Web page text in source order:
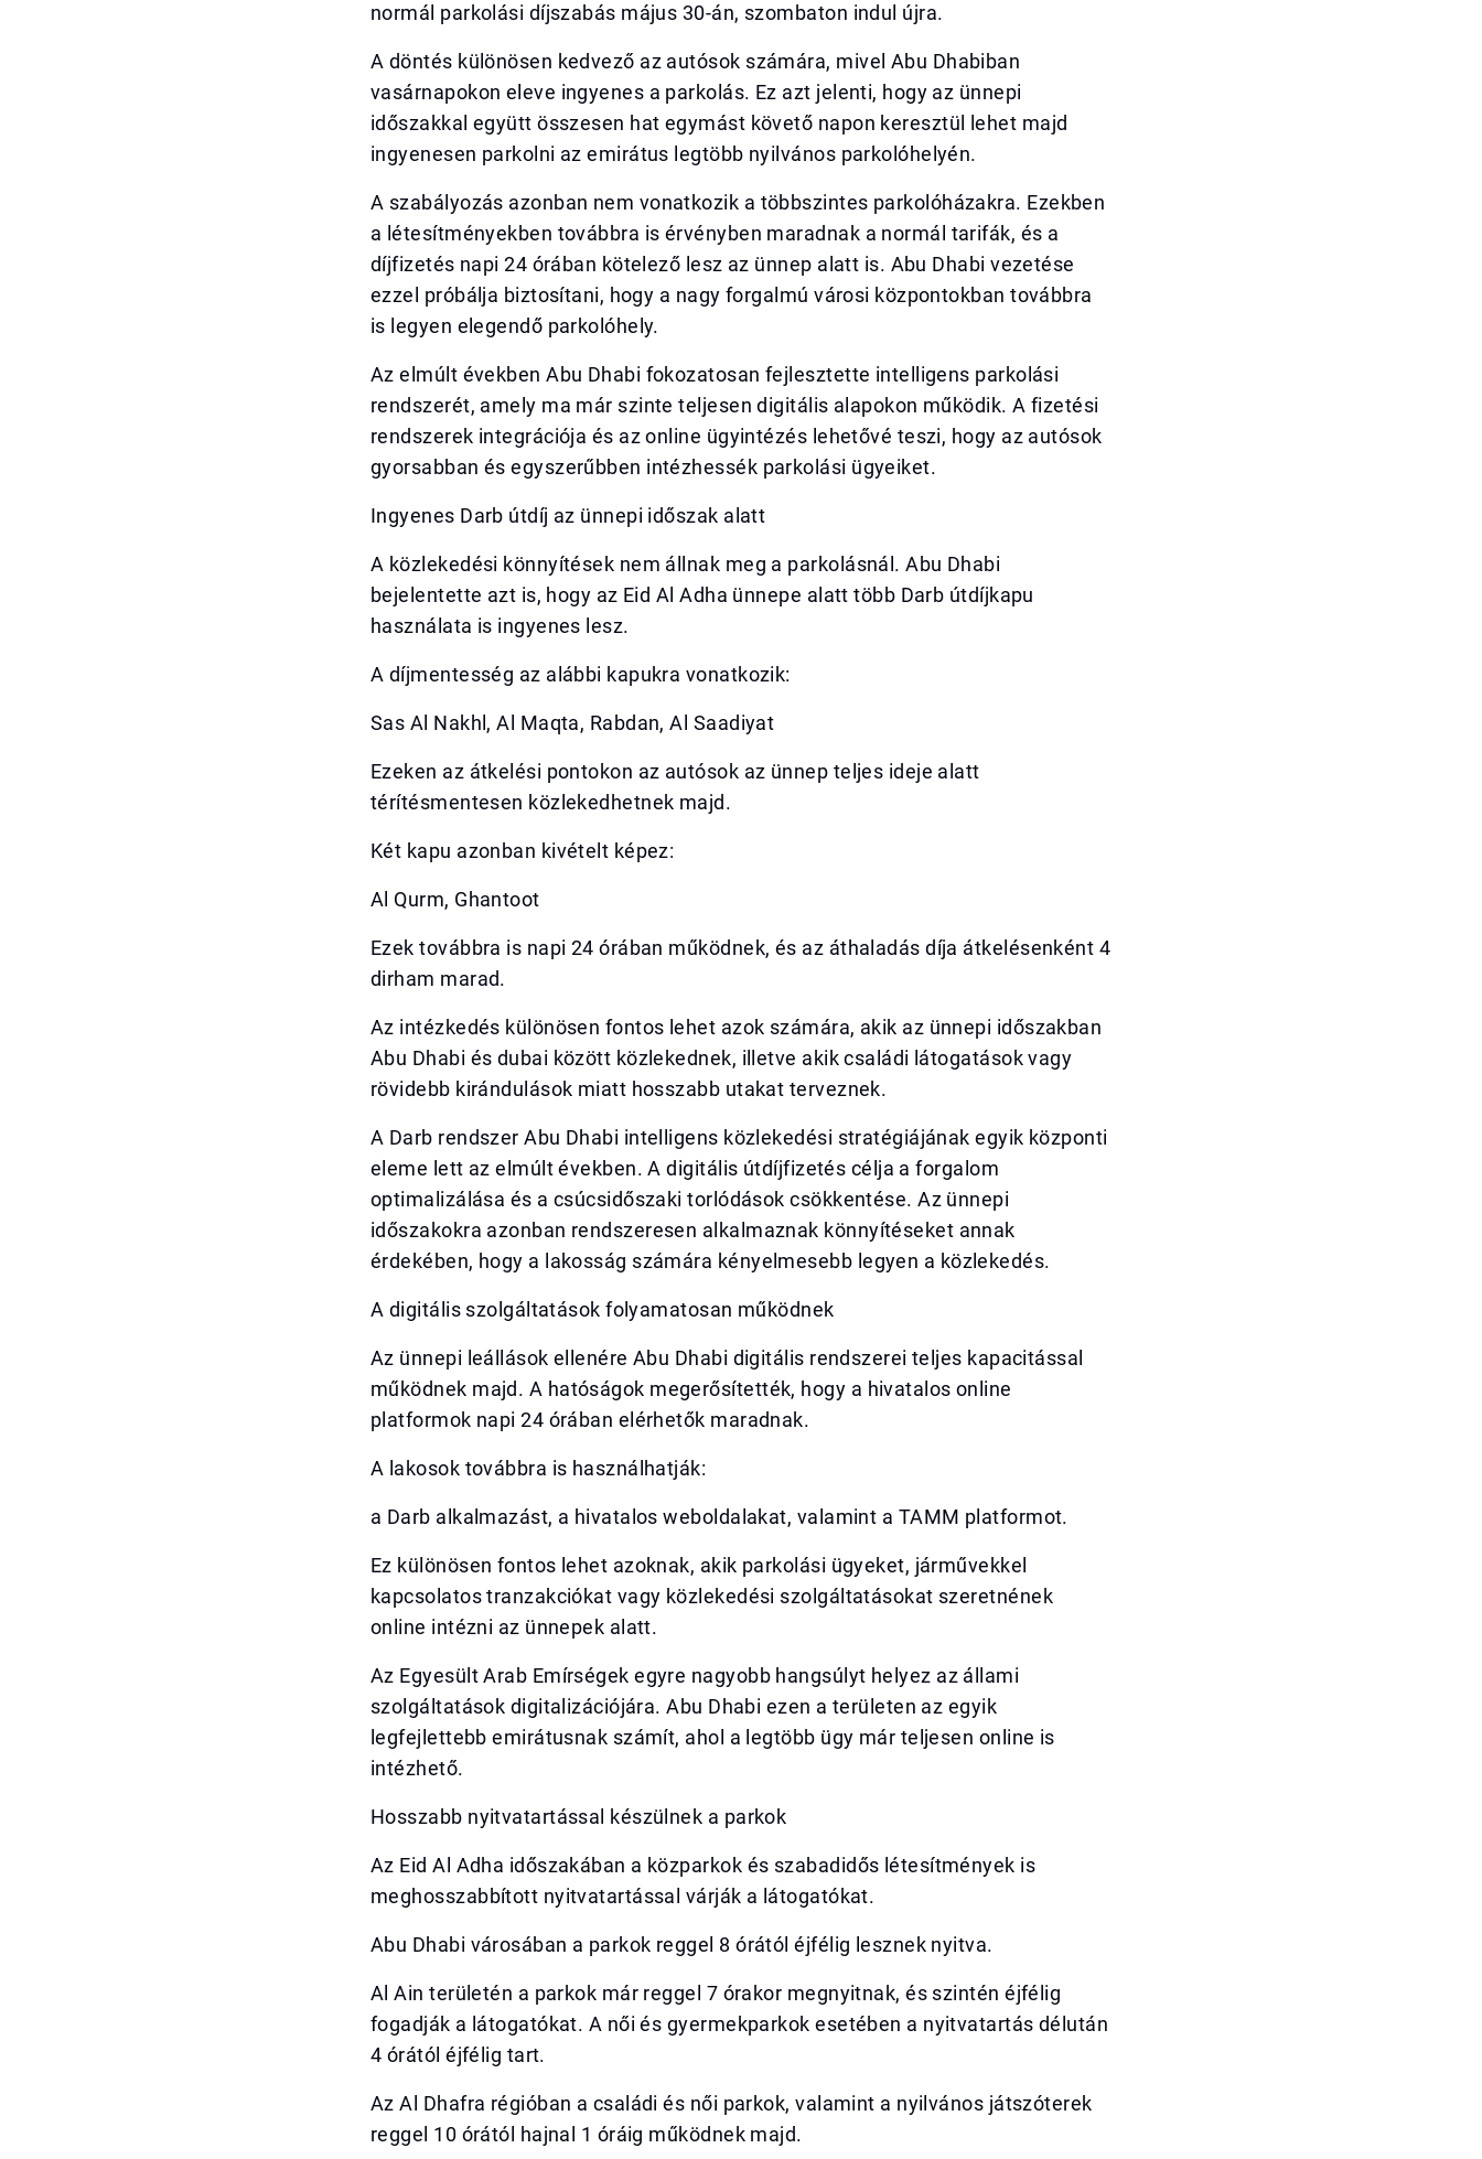
normál parkolási díjszabás május 30-án, szombaton indul újra.
A döntés különösen kedvező az autósok számára, mivel Abu Dhabiban
vasárnapokon eleve ingyenes a parkolás. Ez azt jelenti, hogy az ünnepi
időszakkal együtt összesen hat egymást követő napon keresztül lehet majd
ingyenesen parkolni az emirátus legtöbb nyilvános parkolóhelyén.
A szabályozás azonban nem vonatkozik a többszintes parkolóházakra. Ezekben
a létesítményekben továbbra is érvényben maradnak a normál tarifák, és a
díjfizetés napi 24 órában kötelező lesz az ünnep alatt is. Abu Dhabi vezetése
ezzel próbálja biztosítani, hogy a nagy forgalmú városi központokban továbbra
is legyen elegendő parkolóhely.
Az elmúlt években Abu Dhabi fokozatosan fejlesztette intelligens parkolási
rendszerét, amely ma már szinte teljesen digitális alapokon működik. A fizetési
rendszerek integrációja és az online ügyintézés lehetővé teszi, hogy az autósok
gyorsabban és egyszerűbben intézhessék parkolási ügyeiket.
Ingyenes Darb útdíj az ünnepi időszak alatt
A közlekedési könnyítések nem állnak meg a parkolásnál. Abu Dhabi
bejelentette azt is, hogy az Eid Al Adha ünnepe alatt több Darb útdíjkapu
használata is ingyenes lesz.
A díjmentesség az alábbi kapukra vonatkozik:
Sas Al Nakhl, Al Maqta, Rabdan, Al Saadiyat
Ezeken az átkelési pontokon az autósok az ünnep teljes ideje alatt
térítésmentesen közlekedhetnek majd.
Két kapu azonban kivételt képez:
Al Qurm, Ghantoot
Ezek továbbra is napi 24 órában működnek, és az áthaladás díja átkelésenként 4
dirham marad.
Az intézkedés különösen fontos lehet azok számára, akik az ünnepi időszakban
Abu Dhabi és dubai között közlekednek, illetve akik családi látogatások vagy
rövidebb kirándulások miatt hosszabb utakat terveznek.
A Darb rendszer Abu Dhabi intelligens közlekedési stratégiájának egyik központi
eleme lett az elmúlt években. A digitális útdíjfizetés célja a forgalom
optimalizálása és a csúcsidőszaki torlódások csökkentése. Az ünnepi
időszakokra azonban rendszeresen alkalmaznak könnyítéseket annak
érdekében, hogy a lakosság számára kényelmesebb legyen a közlekedés.
A digitális szolgáltatások folyamatosan működnek
Az ünnepi leállások ellenére Abu Dhabi digitális rendszerei teljes kapacitással
működnek majd. A hatóságok megerősítették, hogy a hivatalos online
platformok napi 24 órában elérhetők maradnak.
A lakosok továbbra is használhatják:
a Darb alkalmazást, a hivatalos weboldalakat, valamint a TAMM platformot.
Ez különösen fontos lehet azoknak, akik parkolási ügyeket, járművekkel
kapcsolatos tranzakciókat vagy közlekedési szolgáltatásokat szeretnének
online intézni az ünnepek alatt.
Az Egyesült Arab Emírségek egyre nagyobb hangsúlyt helyez az állami
szolgáltatások digitalizációjára. Abu Dhabi ezen a területen az egyik
legfejlettebb emirátusnak számít, ahol a legtöbb ügy már teljesen online is
intézhető.
Hosszabb nyitvatartással készülnek a parkok
Az Eid Al Adha időszakában a közparkok és szabadidős létesítmények is
meghosszabbított nyitvatartással várják a látogatókat.
Abu Dhabi városában a parkok reggel 8 órától éjfélig lesznek nyitva.
Al Ain területén a parkok már reggel 7 órakor megnyitnak, és szintén éjfélig
fogadják a látogatókat. A női és gyermekparkok esetében a nyitvatartás délután
4 órától éjfélig tart.
Az Al Dhafra régióban a családi és női parkok, valamint a nyilvános játszóterek
reggel 10 órától hajnal 1 óráig működnek majd.